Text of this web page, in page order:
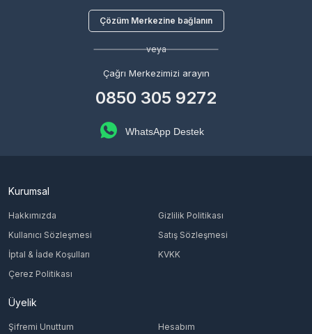
Çözüm Merkezine bağlanın
veya
Çağrı Merkezimizi arayın
0850 305 9272
WhatsApp Destek
Kurumsal
Hakkımızda
Gizlilik Politikası
Kullanıcı Sözleşmesi
Satış Sözleşmesi
İptal & İade Koşulları
KVKK
Çerez Politikası
Üyelik
Şifremi Unuttum
Hesabım